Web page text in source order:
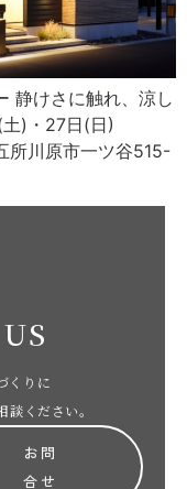
静けさに触れ、涼し
)・27日(日)
所川原市一ツ谷515-
くりに
ください。
お問
合せ